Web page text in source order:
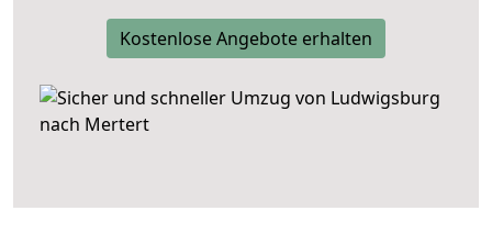
Kostenlose Angebote erhalten